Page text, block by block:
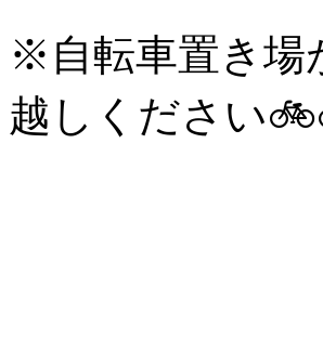
※自転車置き場
越しください